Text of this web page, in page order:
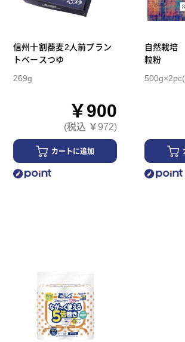
信州十割蕎麦2人前プラン
トベースつゆ
269g
￥900
(税込 ￥972)
カートに追加
自然栽
粒粉